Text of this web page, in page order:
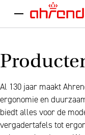
menu
Al 130 jaar maakt
ergonomie en
biedt alles voor de
vergadertafels tot